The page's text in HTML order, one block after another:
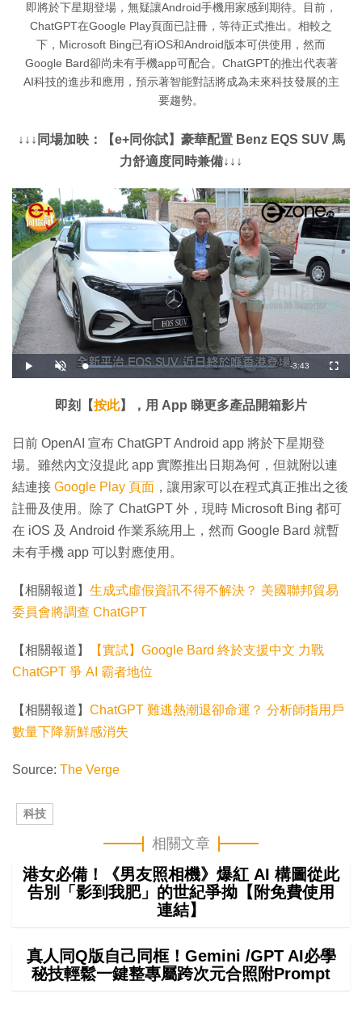
即將於下星期登場，無疑讓Android手機用家感到期待。目前，
ChatGPT在Google Play頁面已註冊，等待正式推出。相較之
下，Microsoft Bing已有iOS和Android版本可供使用，然而
Google Bard卻尚未有手機app可配合。ChatGPT的推出代表著
AI科技的進步和應用，預示著智能對話將成為未來科技發展的主
要趨勢。
↓↓↓同場加映：【e+同你試】豪華配置 Benz EQS SUV 馬
力舒適度同時兼備↓↓↓
播
放
開
啟
載
入
:
1
3
%
剩
時
間
-3:43
全
螢
即刻【按此】，用 App 睇更多產品開箱影片
日前 OpenAI 宣布 ChatGPT Android app 將於下星期登
場。雖然內文沒提此 app 實際推出日期為何，但就附以連
結連接 Google Play 頁面 ，讓用家可以在程式真正推出之後
註冊及使用。除了 ChatGPT 外，現時 Microsoft Bing 都可
在 iOS 及 Android 作業系統用上，然而 Google Bard 就暫
未有手機 app 可以對應使用。
【相關報道】 生成式虛假資訊不得不解決？ 美國聯邦貿易
委員會將調查 ChatGPT
【相關報道】
【實試】Google Bard 終於支援中文 力戰
ChatGPT 爭 AI 霸者地位
【相關報道】 ChatGPT 難逃熱潮退卻命運？ 分析師指用戶
數量下降新鮮感消失
Source: The Verge
科技
相關文章
港女必備！《男友照相機》爆紅 AI 構圖從此
告別「影到我肥」的世紀爭拗【附免費使用
連結】
真人同Q版自己同框！Gemini /GPT AI必學
秘技輕鬆一鍵整專屬跨次元合照附Prompt